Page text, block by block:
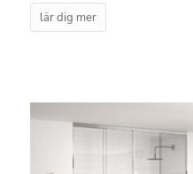
lär dig mer